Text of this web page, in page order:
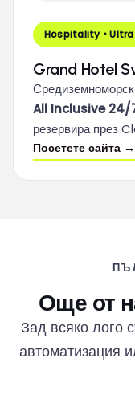
Hospitality •
Grand Hotel
All Inclusive 24/
резервира през
Посетете сайта →
Още от
Зад всяко лого
автоматизация